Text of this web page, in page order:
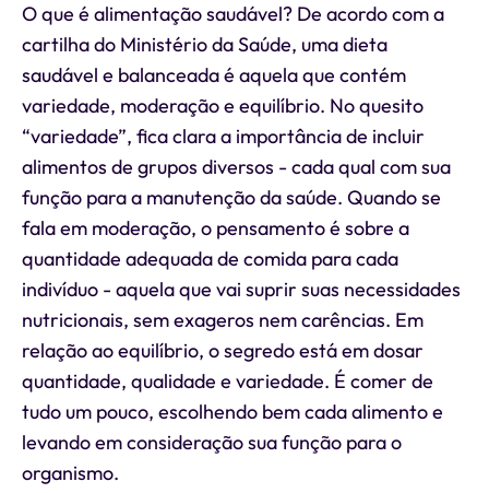
O que é alimentação saudável? De acordo com a
cartilha do Ministério da Saúde, uma dieta
saudável e balanceada é aquela que contém
variedade, moderação e equilíbrio. No quesito
“variedade”, fica clara a importância de incluir
alimentos de grupos diversos - cada qual com sua
função para a manutenção da saúde. Quando se
fala em moderação, o pensamento é sobre a
quantidade adequada de comida para cada
indivíduo - aquela que vai suprir suas necessidades
nutricionais, sem exageros nem carências. Em
relação ao equilíbrio, o segredo está em dosar
quantidade, qualidade e variedade. É comer de
tudo um pouco, escolhendo bem cada alimento e
levando em consideração sua função para o
organismo.